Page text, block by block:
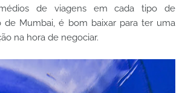
de viagens em cada tipo de
de Mumbai, é bom baixar para ter uma
na hora de negociar.